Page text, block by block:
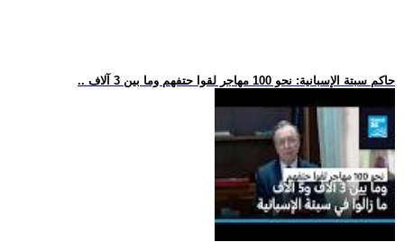
.. حاكم سبتة الإسبانية: نحو 100 مهاجر لقوا حتفهم وما بين 3 آلاف